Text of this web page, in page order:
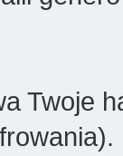
Twoje